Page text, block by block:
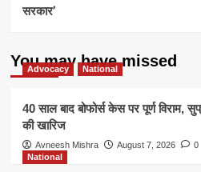
सरकार’
You may have missed
Advocacy National
40 साल बाद बोफोर्स केस पर पूर्ण विराम,
की खारिज
Avneesh Mishra August 7, 2026
0
National